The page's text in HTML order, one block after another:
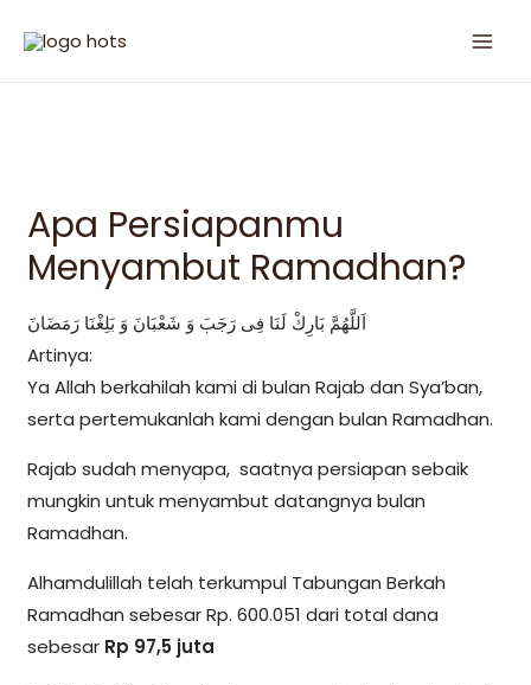
Apa Persiapanmu
Menyambut Ramadhan?
اَللَّهُمَّ بَارِكْ لَنَا فِى رَجَبَ وَ شَعْبَانَ وَ بَلِغْنَا رَمَضَانَ
Artinya:
Ya Allah berkahilah kami di bulan Rajab dan Sya’ban,
serta pertemukanlah kami dengan bulan Ramadhan.
Rajab sudah menyapa, saatnya persiapan sebaik
mungkin untuk menyambut datangnya bulan
Ramadhan.
Alhamdulillah telah terkumpul Tabungan Berkah
Ramadhan sebesar Rp. 600.051 dari total dana
sebesar Rp 97,5 juta